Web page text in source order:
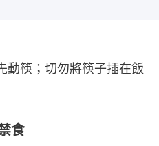
動筷；切勿將筷子插在飯
食